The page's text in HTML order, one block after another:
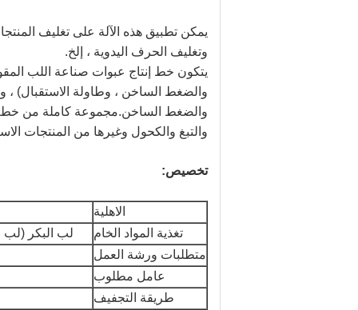
يمكن تطبيق هذه الآلة على تغليف
وتغليف الحرف اليدوية ، إلخ.
يتكون خط إنتاج عبوات صناعة اللب
والضغط الساخن ، وطاولة الاستقبال) ،
والضغط الساخن.مجموعة كاملة من خط
والتبغ والكحول وغيرها من المنتجات
تخصيص:
الاهلية
تغذية المواد الخام
لب البكر
متطلبات ورشة العمل
عامل مطلوب
طريقة التجفيف